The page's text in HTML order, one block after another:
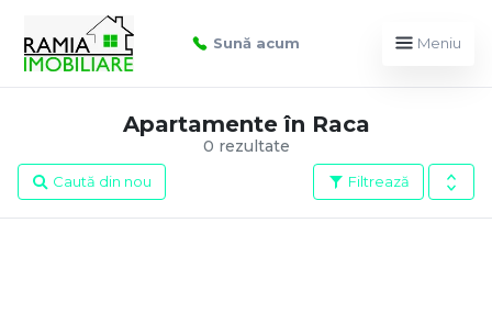
Sună acum Meniu
0 rezultate
Apartamente în Raca
Filtrează
Caută din nou